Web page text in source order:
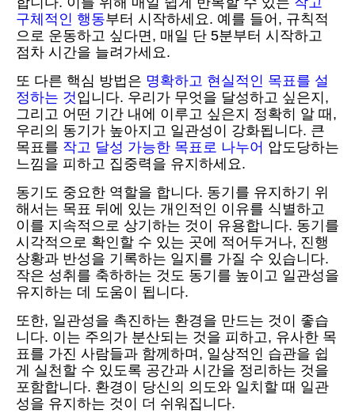
구체적인 행동부터 시작하세요. 예를 들어, 규칙적
으로 운동하고 싶다면, 매일 단 5분부터 시작하고
점차 시간을 늘려가세요.
또 다른 핵심 방법은 명확하고 현실적인 목표를 설
정하는 것입니다. 우리가 무엇을 달성하고 싶은지,
그리고 어떤 기간 내에 이루고 싶은지 정확히 알 때,
우리의 동기가 높아지고 일관성이 강화됩니다. 큰
목표를 작고 달성 가능한 목표로 나누어 압도당하는
느낌을 피하고 집중력을 유지하세요.
동기도 중요한 역할을 합니다. 동기를 유지하기 위
해서는 목표 뒤에 있는 개인적인 이유를 식별하고
이를 지속적으로 상기하는 것이 유용합니다. 동기를
시각적으로 확인할 수 있는 곳에 적어두거나, 진행
상황과 반성을 기록하는 일지를 가질 수 있습니다.
작은 성취를 축하하는 것도 동기를 높이고 일관성을
유지하는 데 도움이 됩니다.
또한, 일관성을 촉진하는 환경을 만드는 것이 좋습
니다. 이는 주의가 분산되는 것을 피하고, 유사한 목
표를 가진 사람들과 함께하며, 일상적인 습관을 쉽
게 실천할 수 있도록 공간과 시간을 정리하는 것을
포함합니다. 환경이 당신의 의도와 일치할 때 일관
성을 유지하는 것이 더 쉬워집니다.